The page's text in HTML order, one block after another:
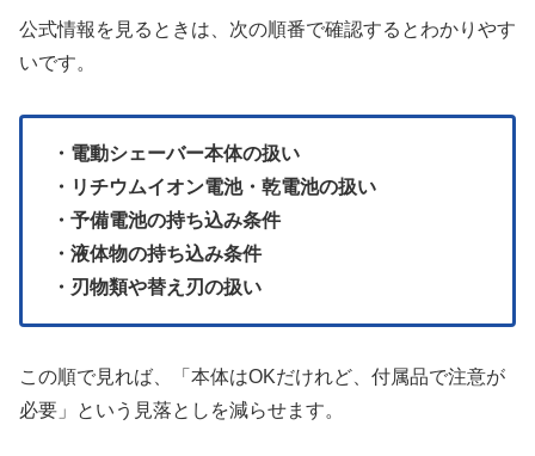
公式情報を見るときは、次の順番で確認するとわかりやす
いです。
・電動シェーバー本体の扱い
・リチウムイオン電池・乾電池の扱い
・予備電池の持ち込み条件
・液体物の持ち込み条件
・刃物類や替え刃の扱い
この順で見れば、「本体はOKだけれど、付属品で注意が
必要」という見落としを減らせます。